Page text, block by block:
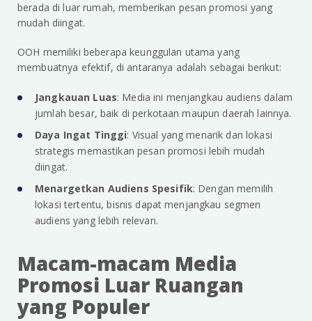
berada di luar rumah, memberikan pesan promosi yang
mudah diingat.
OOH memiliki beberapa keunggulan utama yang
membuatnya efektif, di antaranya adalah sebagai berikut:
Jangkauan Luas: Media ini menjangkau audiens dalam
jumlah besar, baik di perkotaan maupun daerah lainnya.
Daya Ingat Tinggi: Visual yang menarik dan lokasi
strategis memastikan pesan promosi lebih mudah
diingat.
Menargetkan Audiens Spesifik: Dengan memilih
lokasi tertentu, bisnis dapat menjangkau segmen
audiens yang lebih relevan.
Macam-macam Media
Promosi Luar Ruangan
yang Populer